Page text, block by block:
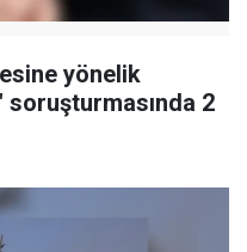
yönelik
soruşturmasında 2